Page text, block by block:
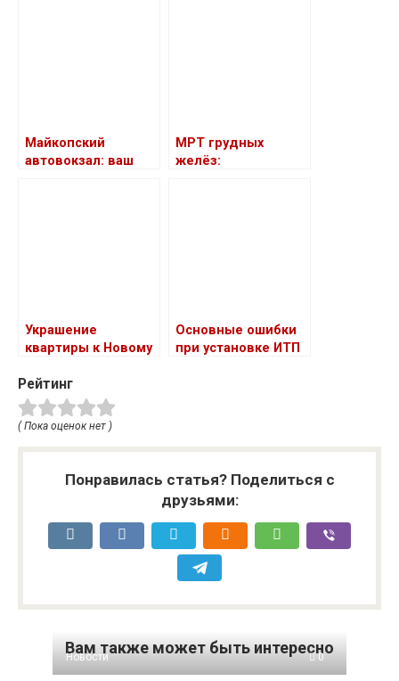
Майкопский
автовокзал: ваш
МРТ грудных
желёз:
Украшение
квартиры к Новому
создание
праздничного уюта
Основные ошибки
при установке ИТП
Рейтинг
( Пока оценок нет )
Понравилась статья? Поделиться с
друзьями:
Вам также может быть интересно
Новости 0